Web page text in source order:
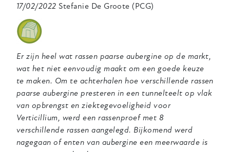
17/02/2022 Stefanie De Groote (PCG)
Er zijn heel wat rassen paarse aubergine op de markt,
wat het niet eenvoudig maakt om een goede keuze
te maken. Om te achterhalen hoe verschillende rassen
paarse aubergine presteren in een tunnelteelt op vlak
van opbrengst en ziektegevoeligheid voor
Verticillium, werd een rassenproef met 8
verschillende rassen aangelegd. Bijkomend werd
nagegaan of enten van aubergine een meerwaarde is